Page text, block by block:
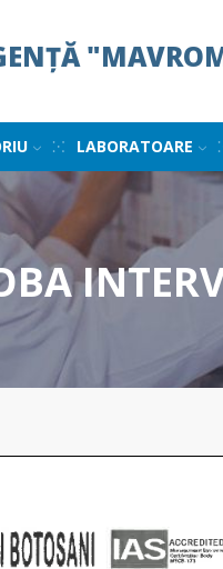
LABORATOARE